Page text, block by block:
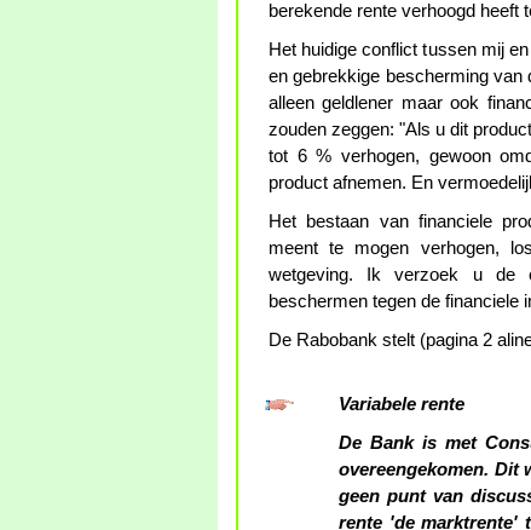
berekende rente verhoogd heeft
Het huidige conflict tussen mij
en gebrekkige bescherming van
alleen geldlener maar ook
zouden zeggen: "Als u dit
tot 6 % verhogen, gewoon
product afnemen. En
Het bestaan van financiele
meent te mogen verhogen,
wetgeving. Ik verzoek u de
beschermen tegen de financiele
De Rabobank stelt (pagina 2
Variabele rente
De Bank is met
overeengekomen. Dit
geen punt van
rente 'de marktrente'